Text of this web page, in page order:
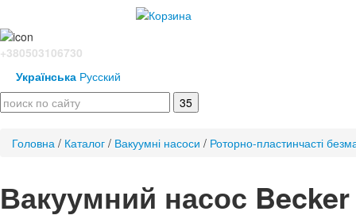
+380503106730
Українська Русский
Головна / Каталог / Вакуумні насоси / Роторно-пластинчасті
Вакуумний насос Becker